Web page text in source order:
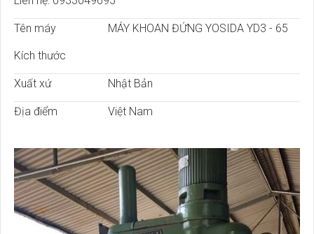
Tên máy
Kích thước
MÁY KHOAN ĐỨNG YOSIDA YD3 - 65
Xuất xứ Nhật Bản
Địa điểm Việt Nam